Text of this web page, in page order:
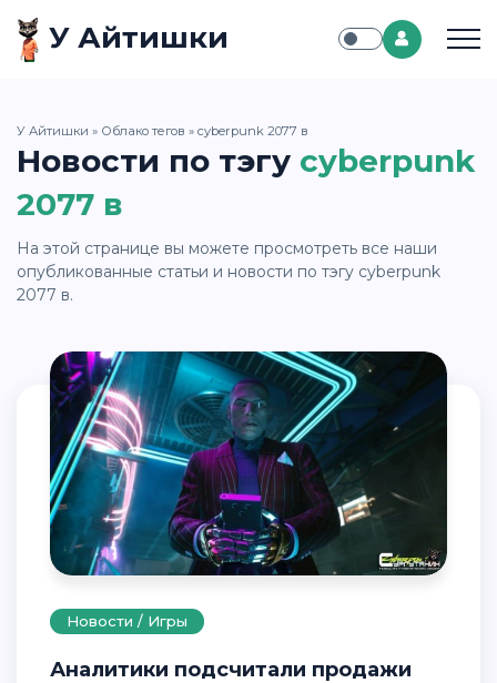
У Айтишки
У Айтишки » Облако тегов » cyberpunk 2077 в
Новости по тэгу cyberpunk
2077 в
На этой странице вы можете просмотреть все наши
опубликованные статьи и новости по тэгу cyberpunk
2077 в.
Новости / Игры
Аналитики подсчитали продажи